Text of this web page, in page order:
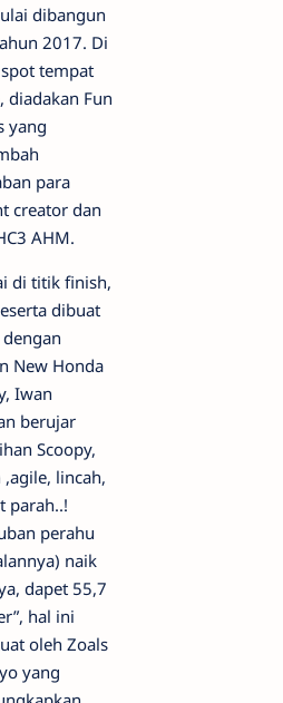
dibangun
2017. Di
tempat
diadakan Fun
yang
para
creator dan
AHM.
di titik finish,
dibuat
New Honda
Iwan
berujar
Scoopy,
lincah,
parah..!
perahu
naik
dapet 55,7
hal ini
oleh Zoals
yang